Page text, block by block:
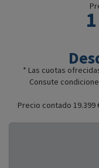
* Las cuotas
Consute
Precio contado 19.399